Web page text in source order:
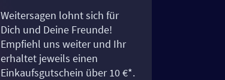
Weitersagen lohnt sich für
Dich und Deine Freunde!
Empfiehl uns weiter und Ihr
erhaltet jeweils einen
Einkaufsgutschein über 10 €*.